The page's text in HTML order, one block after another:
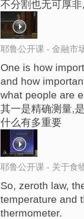
不分割也无可厚
耶鲁公开课 - 金融市
One is how
and how
what people are
其一是精确测量,
什么有多重要
耶鲁公开课 - 关于食
So, zeroth law,
temperature and
thermometer.